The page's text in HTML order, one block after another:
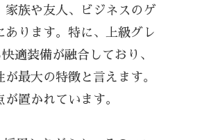
家族や友人、ビジネスのゲ
ります。特に、上級グレ
適装備が融合しており、
最大の特徴と言えます。
置かれています。